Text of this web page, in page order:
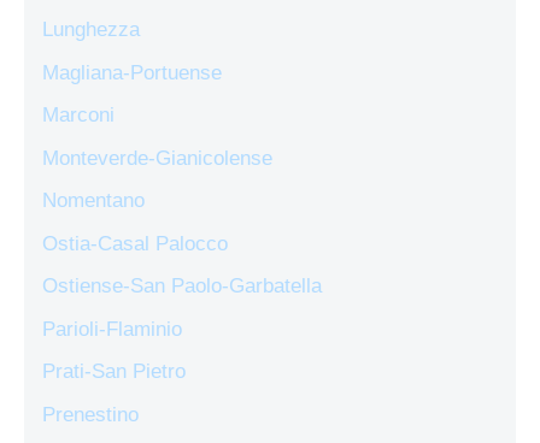
Lunghezza
Magliana-Portuense
Marconi
Monteverde-Gianicolense
Nomentano
Ostia-Casal Palocco
Ostiense-San Paolo-Garbatella
Parioli-Flaminio
Prati-San Pietro
Prenestino